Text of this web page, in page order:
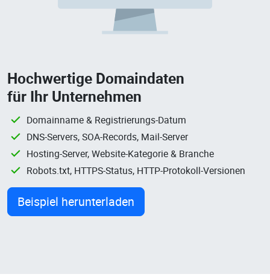
Hochwertige Domaindaten
für Ihr Unternehmen
Domainname & Registrierungs-Datum
DNS-Servers, SOA-Records, Mail-Server
Hosting-Server, Website-Kategorie & Branche
Robots.txt, HTTPS-Status, HTTP-Protokoll-Versionen
Beispiel herunterladen